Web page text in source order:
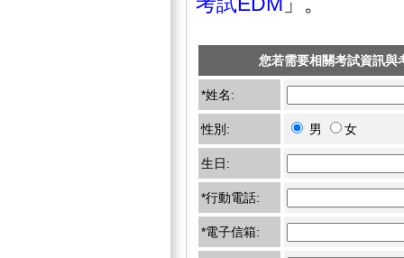
您若需要相關考試資訊與
*姓名:
性別: 男 女
生日:
*行動電話:
*電子信箱: